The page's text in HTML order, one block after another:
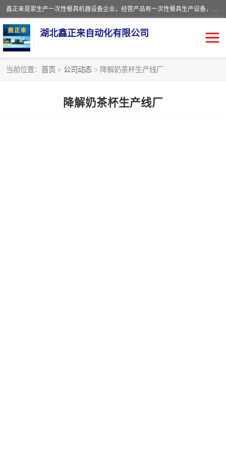
鑫正来是家生产一次性餐具机器设备企业，经营产品有一次性餐具生产设备，一次性打包盒生产设备，一次性快餐盒生产设备，一次性水晶餐具生产设备，一次性塑料餐盒生产设备，一次性外卖饭盒生产设备，一次性餐具机器，一次性打包盒机器，一次性快餐盒机器，一次性塑料餐盒机器，打包盒设备，快餐盒设备，打包盒模具，快餐盒模具，鑫正来设备等
湖北鑫正来自动化有限公司
当前位置： 首页 > 公司动态 > 降解奶茶杯生产线厂
降解奶茶杯生产线厂